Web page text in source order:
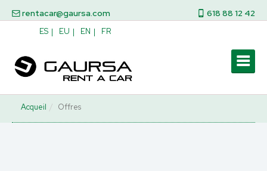
rentacar@gaursa.com 618 88 12 42
ES EU EN FR
Acqueil Offres